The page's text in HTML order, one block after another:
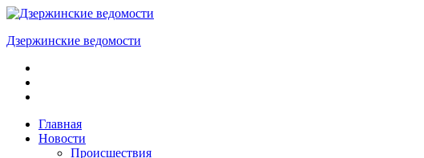
Skip
content
Дзержинские ведомости
ОБЩЕСТВЕННО-
ПОЛИТИЧЕСКАЯ
ГАЗЕТАГлавная
Новости
Происшествия